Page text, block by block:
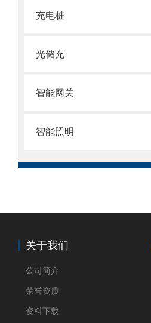
充电桩
光储充
智能网关
智能照明
关于我们
公司简介
荣誉资质
资料下载